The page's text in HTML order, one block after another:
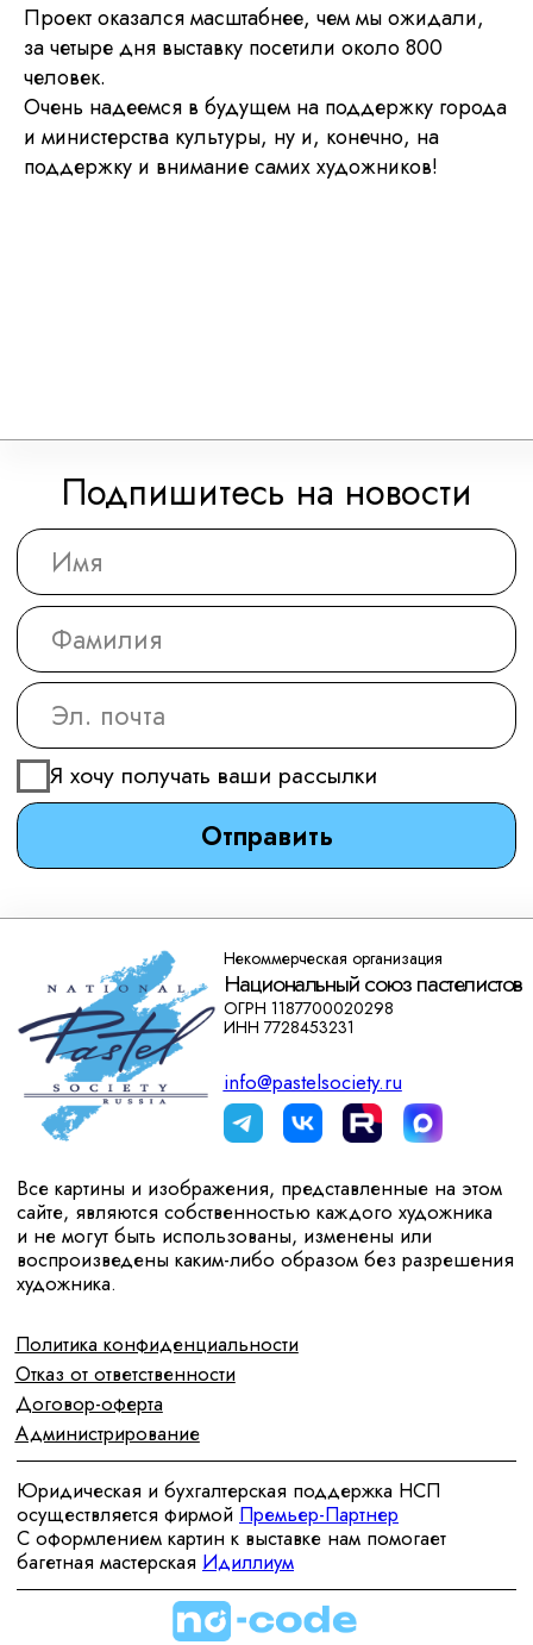
Проект оказался масштабнее, чем мы ожидали,
за четыре дня выставку посетили около 800
человек.
Очень надеемся в будущем на поддержку города
и министерства культуры, ну и, конечно, на
поддержку и внимание самих художников!